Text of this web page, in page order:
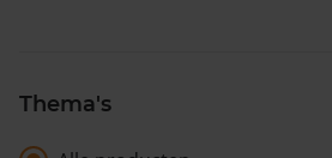
Thema's